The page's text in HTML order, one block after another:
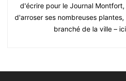
d'écrire pour le Journal
d'arroser ses nombreuses
branché de la ville –